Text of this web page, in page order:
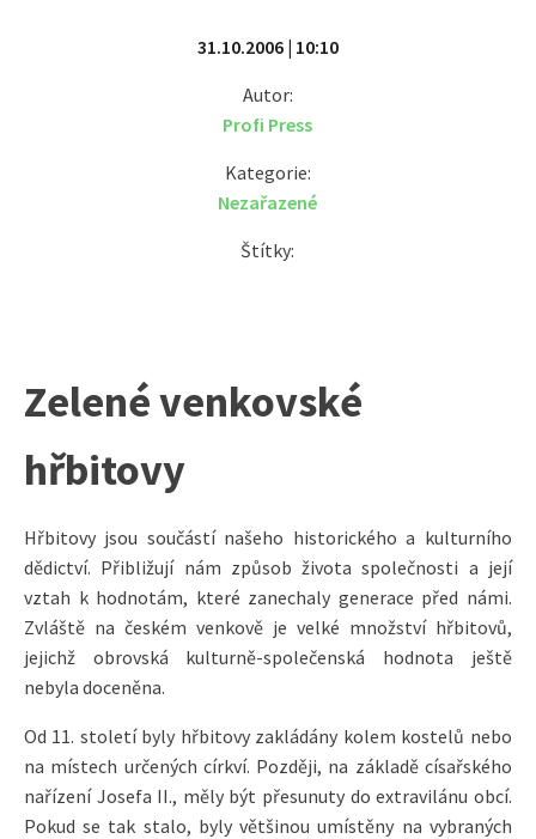
31.10.2006 | 10:10
Autor:
Profi Press
Kategorie:
Nezařazené
Štítky:
Zelené venkovské
hřbitovy
Hřbitovy jsou součástí našeho historického a kulturního
dědictví. Přibližují nám způsob života společnosti a její
vztah k hodnotám, které zanechaly generace před námi.
Zvláště na českém venkově je velké množství hřbitovů,
jejichž obrovská kulturně-společenská hodnota ještě
nebyla doceněna.
Od 11. století byly hřbitovy zakládány kolem kostelů nebo
na místech určených církví. Později, na základě císařského
nařízení Josefa II., měly být přesunuty do extravilánu obcí.
Pokud se tak stalo, byly většinou umístěny na vybraných